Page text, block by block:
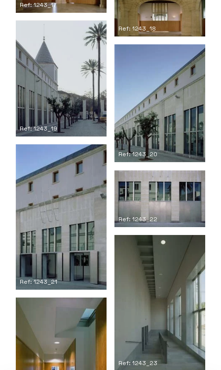
Ref: 1243_17
Ref: 1243_18
Ref: 1243_19
Ref: 1243_20
Ref: 1243_21
Ref: 1243_22
Ref: 1243_23